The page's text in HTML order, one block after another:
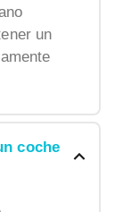
un
coche